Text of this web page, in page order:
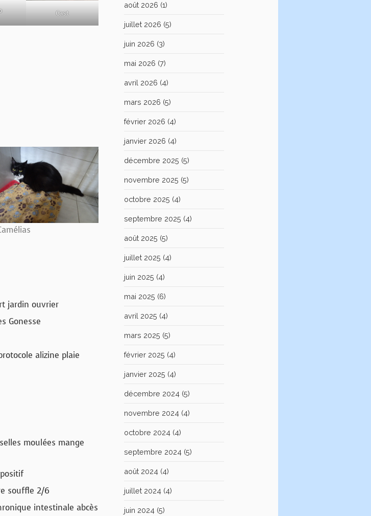
Cast
jardin ouvrier
Gonesse
alizine plaie
moulées mange
souffle 2/6
intestinale abcès
août 2026 (1)
juillet 2026 (5)
juin 2026 (3)
mai 2026 (7)
avril 2026 (4)
mars 2026 (5)
février 2026 (4)
janvier 2026 (4)
décembre 2025 (5)
novembre 2025 (5)
octobre 2025 (4)
septembre 2025 (4)
août 2025 (5)
juillet 2025 (4)
juin 2025 (4)
mai 2025 (6)
avril 2025 (4)
mars 2025 (5)
février 2025 (4)
janvier 2025 (4)
décembre 2024 (5)
novembre 2024 (4)
octobre 2024 (4)
septembre 2024 (5)
août 2024 (4)
juillet 2024 (4)
juin 2024 (5)